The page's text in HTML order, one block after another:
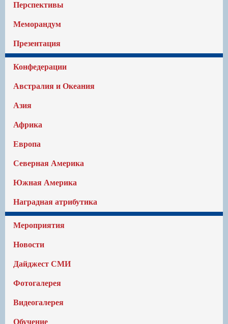
Перспективы
Меморандум
Презентация
Конфедерации
Австралия и Океания
Азия
Африка
Европа
Северная Америка
Южная Америка
Наградная атрибутика
Мероприятия
Новости
Дайджест СМИ
Фотогалерея
Видеогалерея
Обучение